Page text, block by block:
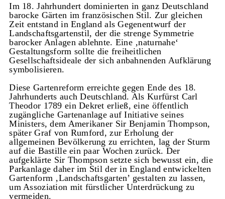
Im 18. Jahrhundert dominierten in ganz Deutschland
barocke Gärten im französischen Stil. Zur gleichen
Zeit entstand in England als Gegenentwurf der
Landschaftsgartenstil, der die strenge Symmetrie
barocker Anlagen ablehnte. Eine ‚naturnahe‘
Gestaltungsform sollte die freiheitlichen
Gesellschaftsideale der sich anbahnenden Aufklärung
symbolisieren.
Diese Gartenreform erreichte gegen Ende des 18.
Jahrhunderts auch Deutschland. Als Kurfürst Carl
Theodor 1789 ein Dekret erließ, eine öffentlich
zugängliche Gartenanlage auf Initiative seines
Ministers, dem Amerikaner Sir Benjamin Thompson,
später Graf von Rumford, zur Erholung der
allgemeinen Bevölkerung zu errichten, lag der Sturm
auf die Bastille ein paar Wochen zurück. Der
aufgeklärte Sir Thompson setzte sich bewusst ein, die
Parkanlage daher im Stil der in England entwickelten
Gartenform ‚Landschaftsgarten’ gestalten zu lassen,
um Assoziation mit fürstlicher Unterdrückung zu
vermeiden.